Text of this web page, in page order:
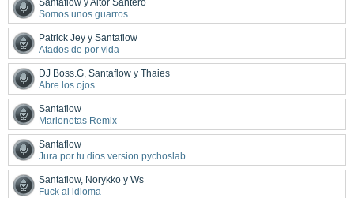
Somos unos guarros
Patrick Jey y Santaflow
Atados de por vida
DJ Boss.G, Santaflow y Thaies
Abre los ojos
Santaflow
Marionetas Remix
Santaflow
Jura por tu dios version pychoslab
Santaflow, Norykko y Ws
Fuck al idioma